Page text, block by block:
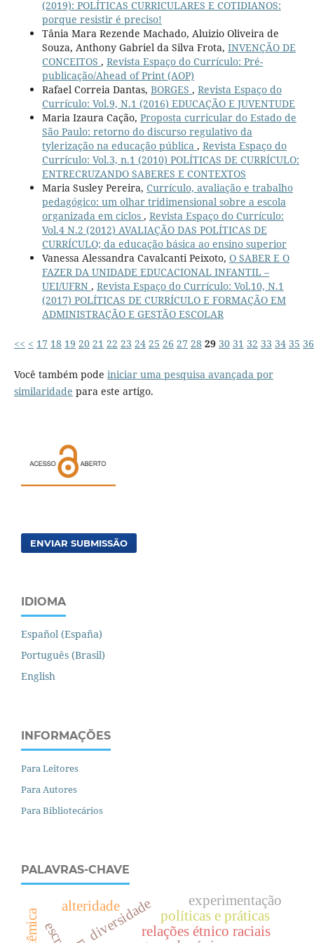
(2019): POLÍTICAS CURRICULARES E COTIDIANOS:
porque resistir é preciso!
Tânia Mara Rezende Machado, Aluizio Oliveira de
Souza, Anthony Gabriel da Silva Frota, INVENÇÃO DE
CONCEITOS , Revista Espaço do Currículo: Pré-
publicação/Ahead of Print (AOP)
Rafael Correia Dantas, BORGES , Revista Espaço do
Currículo: Vol.9, N.1 (2016) EDUCAÇÃO E JUVENTUDE
Maria Izaura Cação, Proposta curricular do Estado de
São Paulo: retorno do discurso regulativo da
tylerização na educação pública , Revista Espaço do
Currículo: Vol.3, n.1 (2010) POLÍTICAS DE CURRÍCULO:
ENTRECRUZANDO SABERES E CONTEXTOS
Maria Susley Pereira, Currículo, avaliação e trabalho
pedagógico: um olhar tridimensional sobre a escola
organizada em ciclos , Revista Espaço do Currículo:
Vol.4 N.2 (2012) AVALIAÇÃO DAS POLÍTICAS DE
CURRÍCULO; da educação básica ao ensino superior
Vanessa Alessandra Cavalcanti Peixoto, O SABER E O
FAZER DA UNIDADE EDUCACIONAL INFANTIL –
UEI/UFRN , Revista Espaço do Currículo: Vol.10, N.1
(2017) POLÍTICAS DE CURRÍCULO E FORMAÇÃO EM
ADMINISTRAÇÃO E GESTÃO ESCOLAR
<< < 17 18 19 20 21 22 23 24 25 26 27 28 29 30 31 32 33 34 35 36
Você também pode iniciar uma pesquisa avançada por
similaridade para este artigo.
ENVIAR SUBMISSÃO
IDIOMA
Español (España)
Português (Brasil)
English
INFORMAÇÕES
Para Leitores
Para Autores
Para Bibliotecários
PALAVRAS-CHAVE
diversidade
alteridade
relações étnico raciais
políticas e práticas
experimentação